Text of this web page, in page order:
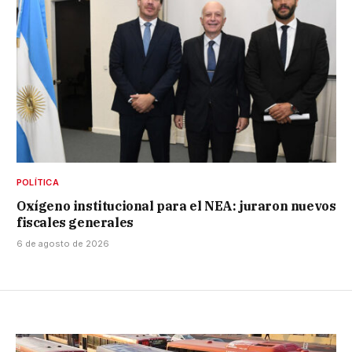
POLÍTICA
Oxígeno institucional para el NEA: juraron nuevos
fiscales generales
6 de agosto de 2026